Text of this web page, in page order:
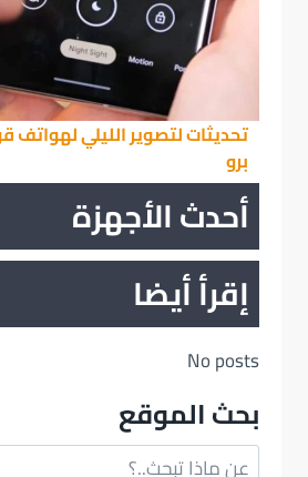
برو
أحدث الأجهزة
إقرأ أيضا
No posts
بحث الموقع
البحث